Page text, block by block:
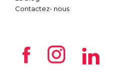
Contactez- nous